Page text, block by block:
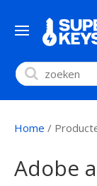
Home /
Adobe